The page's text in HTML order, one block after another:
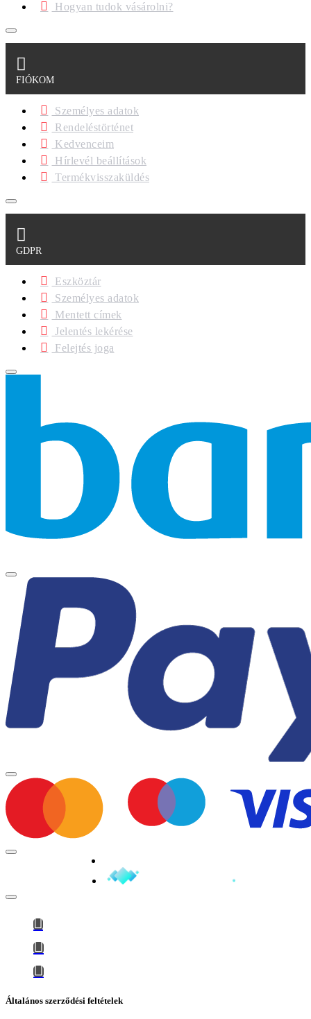
Hogyan tudok vásárolni?
FIÓKOM
Személyes adatok
Rendeléstörténet
Kedvenceim
Hírlevél beállítások
Termékvisszaküldés
GDPR
Eszköztár
Személyes adatok
Mentett címek
Jelentés lekérése
Felejtés joga
Általános szerződési feltételek